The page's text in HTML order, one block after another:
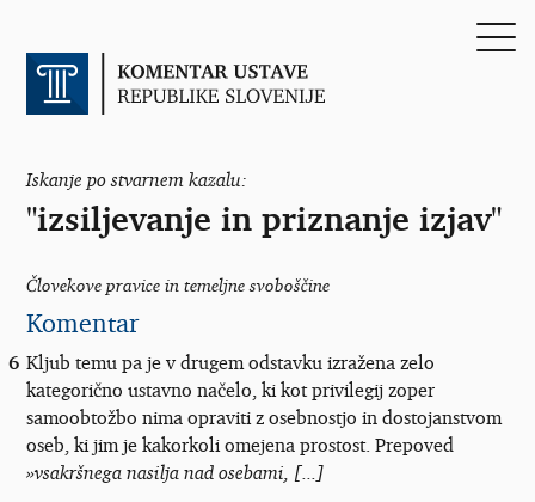
Iskanje po stvarnem kazalu:
"izsiljevanje in priznanje izjav"
Človekove pravice in temeljne svoboščine
Komentar
6 Kljub temu pa je v drugem odstavku izražena zelo
kategorično ustavno načelo, ki kot privilegij zoper
samoobtožbo nima opraviti z osebnostjo in dostojanstvom
oseb, ki jim je kakorkoli omejena prostost. Prepoved
»vsakršnega nasilja nad osebami, [...]